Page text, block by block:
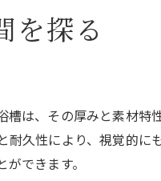
を探る
槽は、その厚みと素材特
耐久性により、視覚的に
できます。